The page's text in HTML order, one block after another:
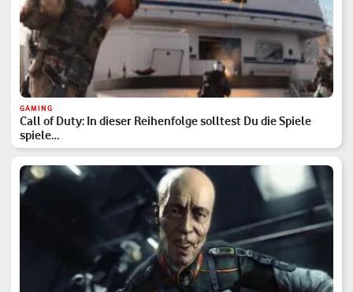
GAMING
Call of Duty: In dieser Reihenfolge solltest Du die Spiele
spiele…